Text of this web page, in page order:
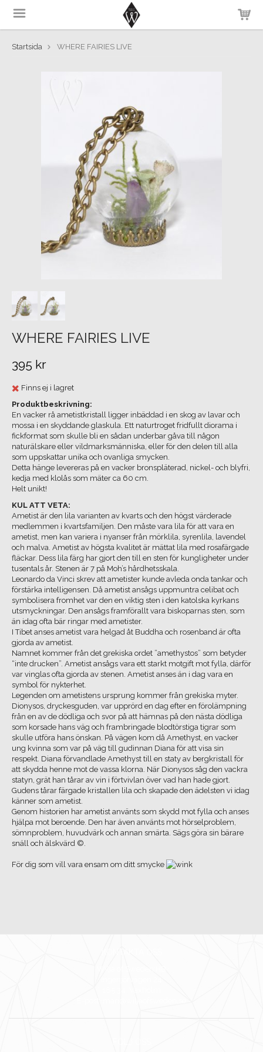
Startsida WHERE FAIRIES LIVE
WHERE FAIRIES LIVE
395 kr
Finns ej i lagret
Produktbeskrivning:
En vacker rå ametistkristall ligger inbäddad i en skog av lavar och
mossa i en skyddande glaskula. Ett naturtroget fridfullt diorama i
fickformat som skulle bli en sådan underbar gåva till någon
naturälskare eller vildmarksmänniska, eller för den delen till alla
som uppskattar unika och ovanliga smycken.
Detta hänge levereras på en vacker bronspläterad, nickel- och blyfri,
kedja med klolås som mäter ca 60 cm.
Helt unikt!
KUL ATT VETA:
Ametist är den lila varianten av kvarts och den högst värderade
medlemmen i kvartsfamiljen. Den måste vara lila för att vara en
ametist, men kan variera i nyanser från mörklila, syrenlila, lavendel
och malva. Ametist av högsta kvalitet är mättat lila med rosafärgade
fläckar. Dess lila färg har gjort den till en sten för kungligheter under
tusentals år. Stenen är 7 på Moh’s hårdhetsskala.
Leonardo da Vinci skrev att ametister kunde avleda onda tankar och
förstärka intelligensen. Då ametist ansågs uppmuntra celibat och
symbolisera fromhet var den en viktig sten i den katolska kyrkans
utsmyckningar. Den ansågs framförallt vara biskoparnas sten, som
än idag ofta bär ringar med ametister.
I Tibet anses ametist vara helgad åt Buddha och rosenband är ofta
gjorda av ametist.
Namnet kommer från det grekiska ordet ”amethystos” som betyder
“inte drucken”. Ametist ansågs vara ett starkt motgift mot fylla, därför
var vinglas ofta gjorda av stenen. Ametist anses än i dag vara en
symbol för nykterhet.
Legenden om ametistens ursprung kommer från grekiska myter.
Dionysos, dryckesguden, var upprörd en dag efter en förolämpning
från en av de dödliga och svor på att hämnas på den nästa dödliga
som korsade hans väg och frambringade blodtörstiga tigrar som
skulle utföra hans önskan. På vägen kom då Amethyst, en vacker
ung kvinna som var på väg till gudinnan Diana för att visa sin
respekt. Diana förvandlade Amethyst till en staty av bergkristall för
att skydda henne mot de vassa klorna. När Dionysos såg den vackra
statyn, grät han tårar av vin i förtvivlan över vad han hade gjort.
Gudens tårar färgade kristallen lila och skapade den ädelsten vi idag
känner som ametist.
Genom historien har ametist använts som skydd mot fylla och anses
hjälpa mot beroende. Den har även använts mot hörselproblem,
sömnproblem, huvudvärk och annan smärta. Sägs göra sin bärare
snäll och älskvärd ©.
För dig som vill vara ensam om ditt smycke